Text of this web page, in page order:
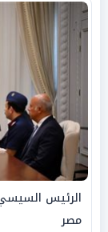
الرئيس
مصر